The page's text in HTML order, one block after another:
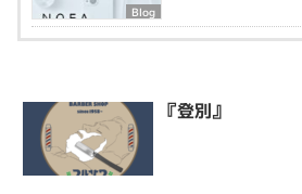
Blog
『登別』